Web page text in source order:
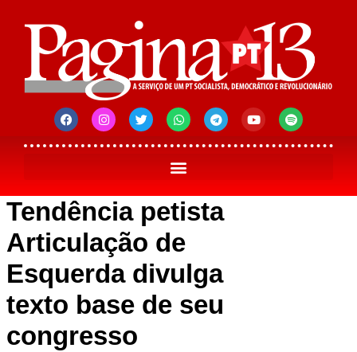
Tendência petista
Articulação de
Esquerda divulga
texto base de seu
congresso